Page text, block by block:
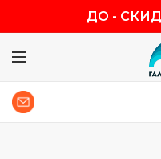
ДО -